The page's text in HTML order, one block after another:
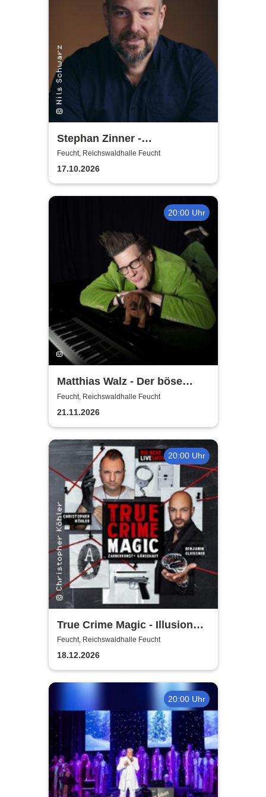
Stephan Zinner -
Prachtexemplar
Feucht, Reichswaldhalle Feucht
17.10.2026
20:00 Uhr
Matthias Walz - Der böse
Mann am Klavier
Feucht, Reichswaldhalle Feucht
21.11.2026
20:00 Uhr
True Crime Magic - Illusion
trifft auf harte Realität /
Christopher Köhler und
Benjamin Gleissner
Feucht, Reichswaldhalle Feucht
18.12.2026
20:00 Uhr